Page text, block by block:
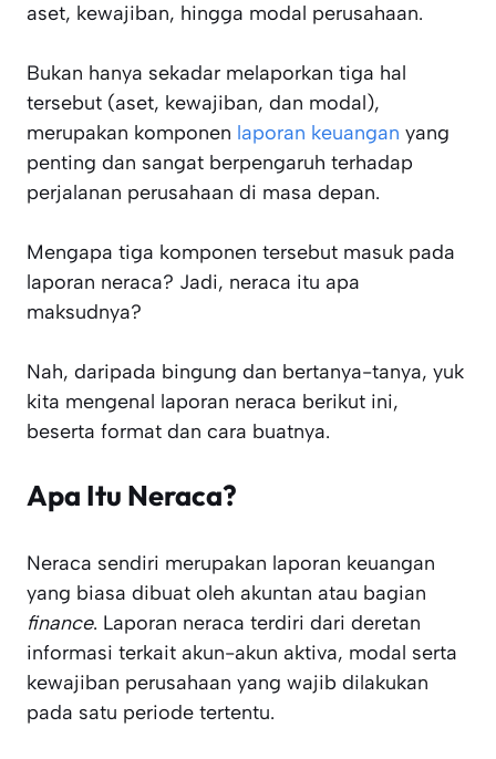
aset, kewajiban, hingga modal perusahaan.
Bukan hanya sekadar melaporkan tiga hal
tersebut (aset, kewajiban, dan modal),
merupakan komponen laporan keuangan yang
penting dan sangat berpengaruh terhadap
perjalanan perusahaan di masa depan.
Mengapa tiga komponen tersebut masuk pada
laporan neraca? Jadi, neraca itu apa
maksudnya?
Nah, daripada bingung dan bertanya-tanya, yuk
kita mengenal laporan neraca berikut ini,
beserta format dan cara buatnya.
Apa Itu Neraca?
Neraca sendiri merupakan laporan keuangan
yang biasa dibuat oleh akuntan atau bagian
finance. Laporan neraca terdiri dari deretan
informasi terkait akun-akun aktiva, modal serta
kewajiban perusahaan yang wajib dilakukan
pada satu periode tertentu.